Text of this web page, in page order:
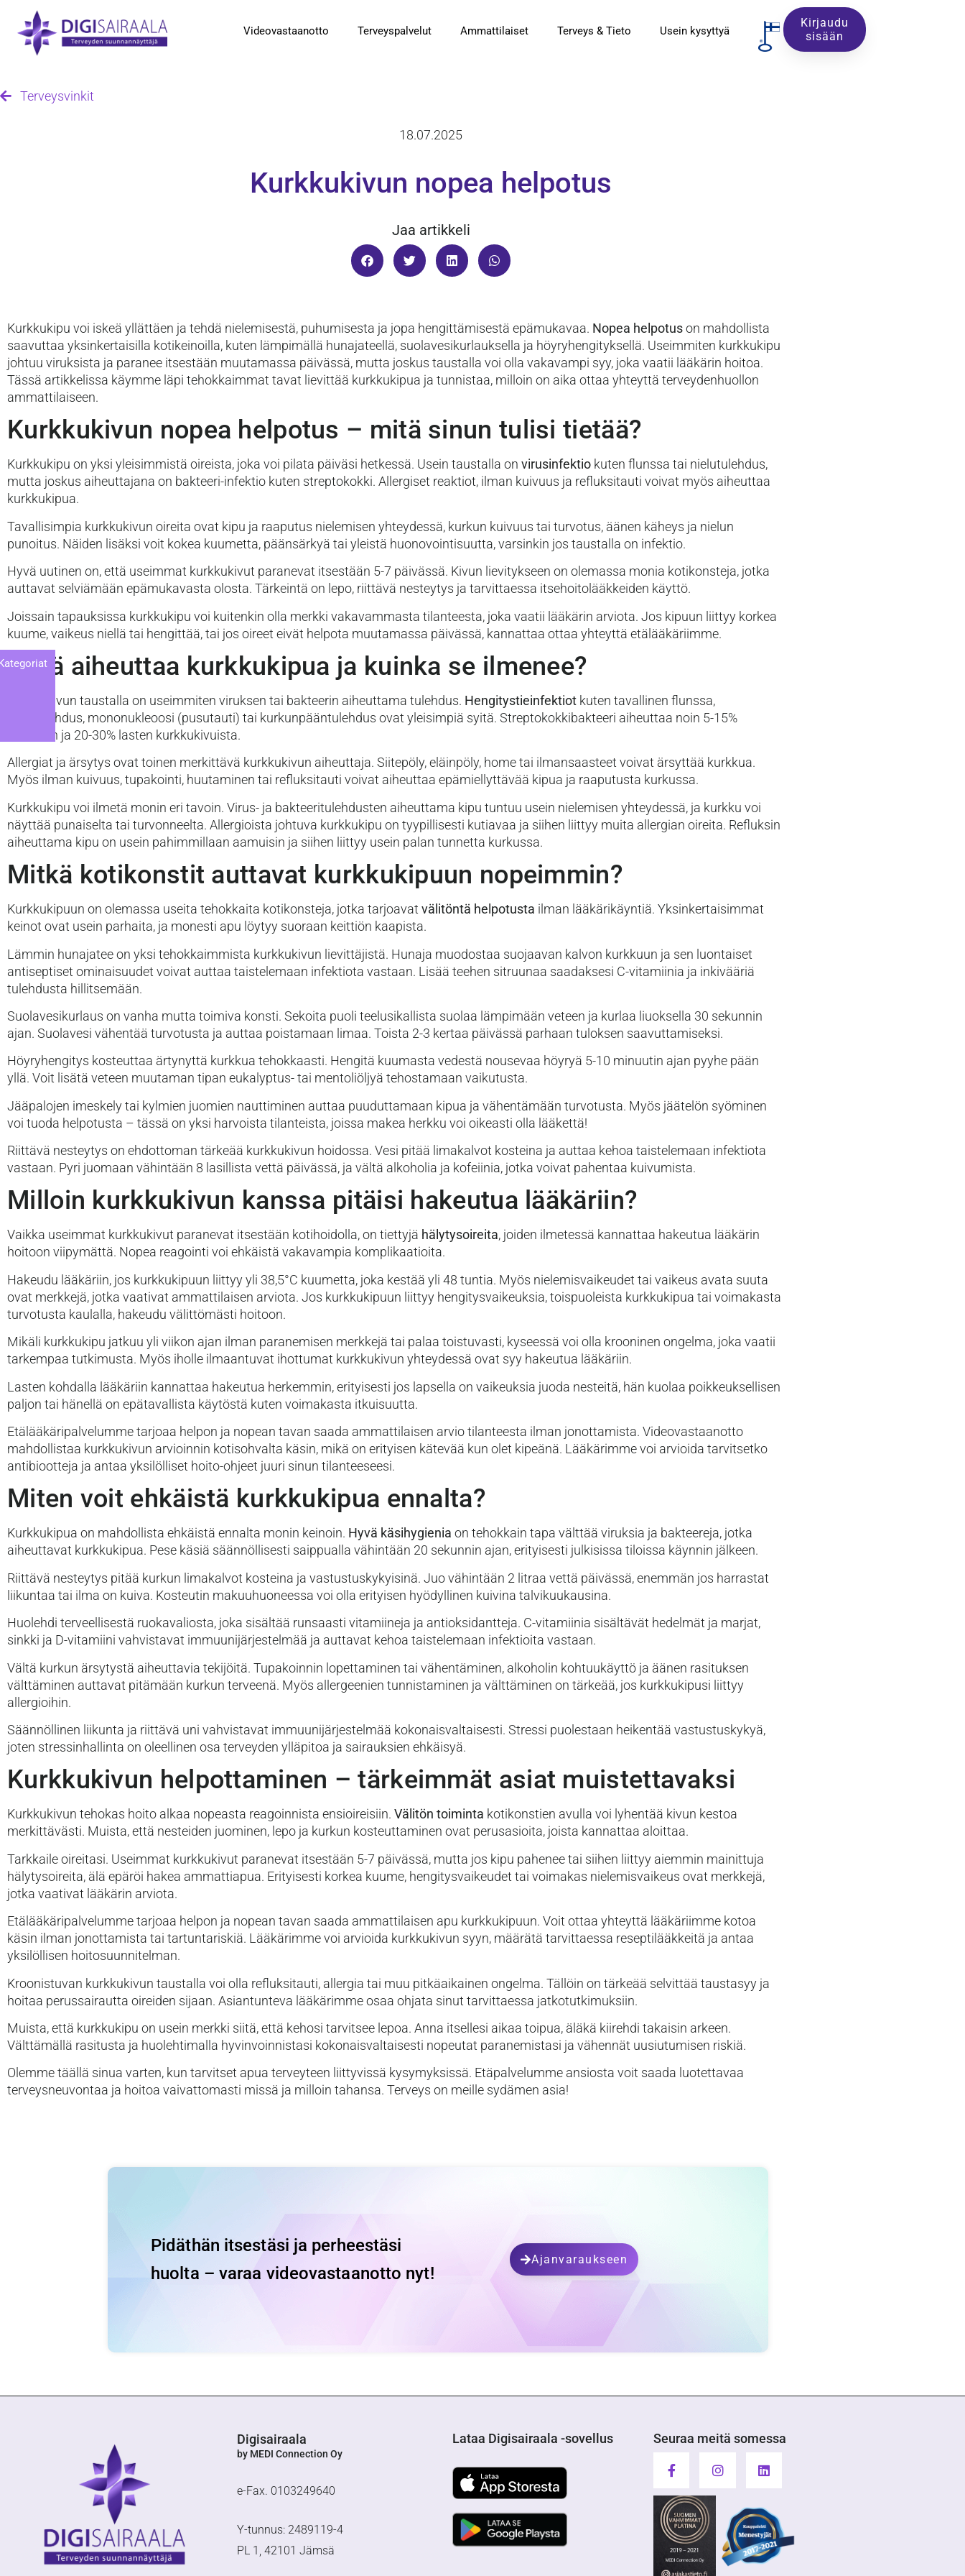
Videovastaanotto Terveyspalvelut Ammattilaiset Terveys & Tieto Usein kysyttyä
Kirjaudu
sisään
Terveysvinkit
18.07.2025
Kurkkukivun nopea helpotus
Jaa artikkeli
Kurkkukipu voi iskeä yllättäen ja tehdä nielemisestä, puhumisesta ja jopa hengittämisestä epämukavaa. Nopea helpotuson mahdollista
saavuttaa yksinkertaisilla kotikeinoilla, kuten lämpimällä hunajateellä, suolavesikurlauksella ja höyryhengityksellä. Useimmiten kurkkukipu
johtuu viruksista ja paranee itsestään muutamassa päivässä, mutta joskus taustalla voi olla vakavampi syy, joka vaatii lääkärin hoitoa.
Tässä artikkelissa käymme läpi tehokkaimmat tavat lievittää kurkkukipua ja tunnistaa, milloin on aika ottaa yhteyttä terveydenhuollon
ammattilaiseen.
Kurkkukivun nopea helpotus – mitä sinun tulisi tietää?
Kurkkukipu on yksi yleisimmistä oireista, joka voi pilata päiväsi hetkessä. Usein taustalla on virusinfektio kuten flunssa tai nielutulehdus,
mutta joskus aiheuttajana on bakteeri-infektio kuten streptokokki. Allergiset reaktiot, ilman kuivuus ja refluksitauti voivat myös aiheuttaa
kurkkukipua.
Tavallisimpia kurkkukivun oireita ovat kipu ja raaputus nielemisen yhteydessä, kurkun kuivuus tai turvotus, äänen käheys ja nielun
punoitus. Näiden lisäksi voit kokea kuumetta, päänsärkyä tai yleistä huonovointisuutta, varsinkin jos taustalla on infektio.
Hyvä uutinen on, että useimmat kurkkukivut paranevat itsestään 5-7 päivässä. Kivun lievitykseen on olemassa monia kotikonsteja, jotka
auttavat selviämään epämukavasta olosta. Tärkeintä on lepo, riittävä nesteytys ja tarvittaessa itsehoitolääkkeiden käyttö.
Joissain tapauksissa kurkkukipu voi kuitenkin olla merkki vakavammasta tilanteesta, joka vaatii lääkärin arviota. Jos kipuun liittyy korkea
kuume, vaikeus niellä tai hengittää, tai jos oireet eivät helpota muutamassa päivässä, kannattaa ottaa yhteyttä etälääkäriimme.
Mikä aiheuttaa kurkkukipua ja kuinka se ilmenee?
Kurkkukivun taustalla on useimmiten viruksen tai bakteerin aiheuttama tulehdus. Hengitystieinfektiot kuten tavallinen flunssa,
nielutulehdus, mononukleoosi (pusutauti) tai kurkunpääntulehdus ovat yleisimpiä syitä. Streptokokkibakteeri aiheuttaa noin 5-15%
aikuisten ja 20-30% lasten kurkkukivuista.
Allergiat ja ärsytys ovat toinen merkittävä kurkkukivun aiheuttaja. Siitepöly, eläinpöly, home tai ilmansaasteet voivat ärsyttää kurkkua.
Myös ilman kuivuus, tupakointi, huutaminen tai refluksitauti voivat aiheuttaa epämiellyttävää kipua ja raaputusta kurkussa.
Kurkkukipu voi ilmetä monin eri tavoin. Virus- ja bakteeritulehdusten aiheuttama kipu tuntuu usein nielemisen yhteydessä, ja kurkku voi
näyttää punaiselta tai turvonneelta. Allergioista johtuva kurkkukipu on tyypillisesti kutiavaa ja siihen liittyy muita allergian oireita. Refluksin
aiheuttama kipu on usein pahimmillaan aamuisin ja siihen liittyy usein palan tunnetta kurkussa.
Mitkä kotikonstit auttavat kurkkukipuun nopeimmin?
Kurkkukipuun on olemassa useita tehokkaita kotikonsteja, jotka tarjoavat välitöntä helpotusta ilman lääkärikäyntiä. Yksinkertaisimmat
keinot ovat usein parhaita, ja monesti apu löytyy suoraan keittiön kaapista.
Lämmin hunajatee on yksi tehokkaimmista kurkkukivun lievittäjistä. Hunaja muodostaa suojaavan kalvon kurkkuun ja sen luontaiset
antiseptiset ominaisuudet voivat auttaa taistelemaan infektiota vastaan. Lisää teehen sitruunaa saadaksesi C-vitamiinia ja inkivääriä
tulehdusta hillitsemään.
Suolavesikurlaus on vanha mutta toimiva konsti. Sekoita puoli teelusikallista suolaa lämpimään veteen ja kurlaa liuoksella 30 sekunnin
ajan. Suolavesi vähentää turvotusta ja auttaa poistamaan limaa. Toista 2-3 kertaa päivässä parhaan tuloksen saavuttamiseksi.
Höyryhengitys kosteuttaa ärtynyttä kurkkua tehokkaasti. Hengitä kuumasta vedestä nousevaa höyryä 5-10 minuutin ajan pyyhe pään
yllä. Voit lisätä veteen muutaman tipan eukalyptus- tai mentoliöljyä tehostamaan vaikutusta.
Jääpalojen imeskely tai kylmien juomien nauttiminen auttaa puuduttamaan kipua ja vähentämään turvotusta. Myös jäätelön syöminen
voi tuoda helpotusta – tässä on yksi harvoista tilanteista, joissa makea herkku voi oikeasti olla lääkettä!
Riittävä nesteytys on ehdottoman tärkeää kurkkukivun hoidossa. Vesi pitää limakalvot kosteina ja auttaa kehoa taistelemaan infektiota
vastaan. Pyri juomaan vähintään 8 lasillista vettä päivässä, ja vältä alkoholia ja kofeiinia, jotka voivat pahentaa kuivumista.
Milloin kurkkukivun kanssa pitäisi hakeutua lääkäriin?
Vaikka useimmat kurkkukivut paranevat itsestään kotihoidolla, on tiettyjä hälytysoireita, joiden ilmetessä kannattaa hakeutua lääkärin
hoitoon viipymättä. Nopea reagointi voi ehkäistä vakavampia komplikaatioita.
Hakeudu lääkäriin, jos kurkkukipuun liittyy yli 38,5°C kuumetta, joka kestää yli 48 tuntia. Myös nielemisvaikeudet tai vaikeus avata suuta
ovat merkkejä, jotka vaativat ammattilaisen arviota. Jos kurkkukipuun liittyy hengitysvaikeuksia, toispuoleista kurkkukipua tai voimakasta
turvotusta kaulalla, hakeudu välittömästi hoitoon.
Mikäli kurkkukipu jatkuu yli viikon ajan ilman paranemisen merkkejä tai palaa toistuvasti, kyseessä voi olla krooninen ongelma, joka vaatii
tarkempaa tutkimusta. Myös iholle ilmaantuvat ihottumat kurkkukivun yhteydessä ovat syy hakeutua lääkäriin.
Lasten kohdalla lääkäriin kannattaa hakeutua herkemmin, erityisesti jos lapsella on vaikeuksia juoda nesteitä, hän kuolaa poikkeuksellisen
paljon tai hänellä on epätavallista käytöstä kuten voimakasta itkuisuutta.
Etälääkäripalvelumme tarjoaa helpon ja nopean tavan saada ammattilaisen arvio tilanteesta ilman jonottamista. Videovastaanotto
mahdollistaa kurkkukivun arvioinnin kotisohvalta käsin, mikä on erityisen kätevää kun olet kipeänä. Lääkärimme voi arvioida tarvitsetko
antibiootteja ja antaa yksilölliset hoito-ohjeet juuri sinun tilanteeseesi.
Miten voit ehkäistä kurkkukipua ennalta?
Kurkkukipua on mahdollista ehkäistä ennalta monin keinoin. Hyvä käsihygienia on tehokkain tapa välttää viruksia ja bakteereja, jotka
aiheuttavat kurkkukipua. Pese käsiä säännöllisesti saippualla vähintään 20 sekunnin ajan, erityisesti julkisissa tiloissa käynnin jälkeen.
Riittävä nesteytys pitää kurkun limakalvot kosteina ja vastustuskykyisinä. Juo vähintään 2 litraa vettä päivässä, enemmän jos harrastat
liikuntaa tai ilma on kuiva. Kosteutin makuuhuoneessa voi olla erityisen hyödyllinen kuivina talvikuukausina.
Huolehdi terveellisestä ruokavaliosta, joka sisältää runsaasti vitamiineja ja antioksidantteja. C-vitamiinia sisältävät hedelmät ja marjat,
sinkki ja D-vitamiini vahvistavat immuunijärjestelmää ja auttavat kehoa taistelemaan infektioita vastaan.
Vältä kurkun ärsytystä aiheuttavia tekijöitä. Tupakoinnin lopettaminen tai vähentäminen, alkoholin kohtuukäyttö ja äänen rasituksen
välttäminen auttavat pitämään kurkun terveenä. Myös allergeenien tunnistaminen ja välttäminen on tärkeää, jos kurkkukipusi liittyy
allergioihin.
Säännöllinen liikunta ja riittävä uni vahvistavat immuunijärjestelmää kokonaisvaltaisesti. Stressi puolestaan heikentää vastustuskykyä,
joten stressinhallinta on oleellinen osa terveyden ylläpitoa ja sairauksien ehkäisyä.
Kurkkukivun helpottaminen – tärkeimmät asiat muistettavaksi
Kurkkukivun tehokas hoito alkaa nopeasta reagoinnista ensioireisiin. Välitön toiminta kotikonstien avulla voi lyhentää kivun kestoa
merkittävästi. Muista, että nesteiden juominen, lepo ja kurkun kosteuttaminen ovat perusasioita, joista kannattaa aloittaa.
Tarkkaile oireitasi. Useimmat kurkkukivut paranevat itsestään 5-7 päivässä, mutta jos kipu pahenee tai siihen liittyy aiemmin mainittuja
hälytysoireita, älä epäröi hakea ammattiapua. Erityisesti korkea kuume, hengitysvaikeudet tai voimakas nielemisvaikeus ovat merkkejä,
jotka vaativat lääkärin arviota.
Etälääkäripalvelumme tarjoaa helpon ja nopean tavan saada ammattilaisen apu kurkkukipuun. Voit ottaa yhteyttä lääkäriimme kotoa
käsin ilman jonottamista tai tartuntariskiä. Lääkärimme voi arvioida kurkkukivun syyn, määrätä tarvittaessa reseptilääkkeitä ja antaa
yksilöllisen hoitosuunnitelman.
Kroonistuvan kurkkukivun taustalla voi olla refluksitauti, allergia tai muu pitkäaikainen ongelma. Tällöin on tärkeää selvittää taustasyy ja
hoitaa perussairautta oireiden sijaan. Asiantunteva lääkärimme osaa ohjata sinut tarvittaessa jatkotutkimuksiin.
Muista, että kurkkukipu on usein merkki siitä, että kehosi tarvitsee lepoa. Anna itsellesi aikaa toipua, äläkä kiirehdi takaisin arkeen.
Välttämällä rasitusta ja huolehtimalla hyvinvoinnistasi kokonaisvaltaisesti nopeutat paranemistasi ja vähennät uusiutumisen riskiä.
Olemme täällä sinua varten, kun tarvitset apua terveyteen liittyvissä kysymyksissä. Etäpalvelumme ansiosta voit saada luotettavaa
terveysneuvontaa ja hoitoa vaivattomasti missä ja milloin tahansa. Terveys on meille sydämen asia!
Pidäthän itsestäsi ja perheestäsi
huolta – varaa videovastaanotto nyt!
Ajanvaraukseen
Digisairaala
by MEDI Connection Oy
e-Fax. 0103249640
Y-tunnus: 2489119-4
PL 1, 42101 Jämsä
Lataa Digisairaala -sovellus Seuraa meitä somessa